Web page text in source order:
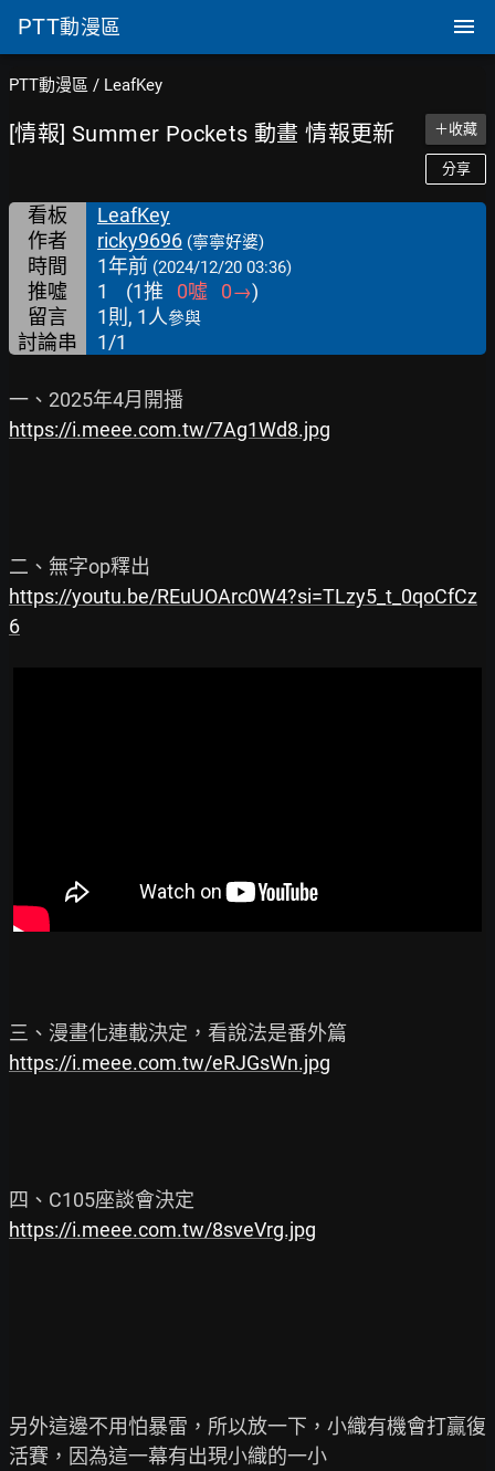
PTT動漫區
PTT動漫區 / LeafKey
[情報] Summer Pockets 動畫 情報更新 ＋收藏
分享
看板
LeafKey
作者
ricky9696 (寧寧好婆)
時間 1年前 (2024/12/20 03:36)
推噓 1 (1推 0噓 0→)
留言
1則, 1人參與
討論串 1/1
https://i.meee.com.tw/7Ag1Wd8.jpg
https://youtu.be/REuUOArc0W4?si=TLzy5_t_0qoCfCz
6
https://i.meee.com.tw/eRJGsWn.jpg
https://i.meee.com.tw/8sveVrg.jpg
另外這邊不用怕暴雷，所以放一下，小織有機會打贏復
活賽，因為這一幕有出現小織的一小